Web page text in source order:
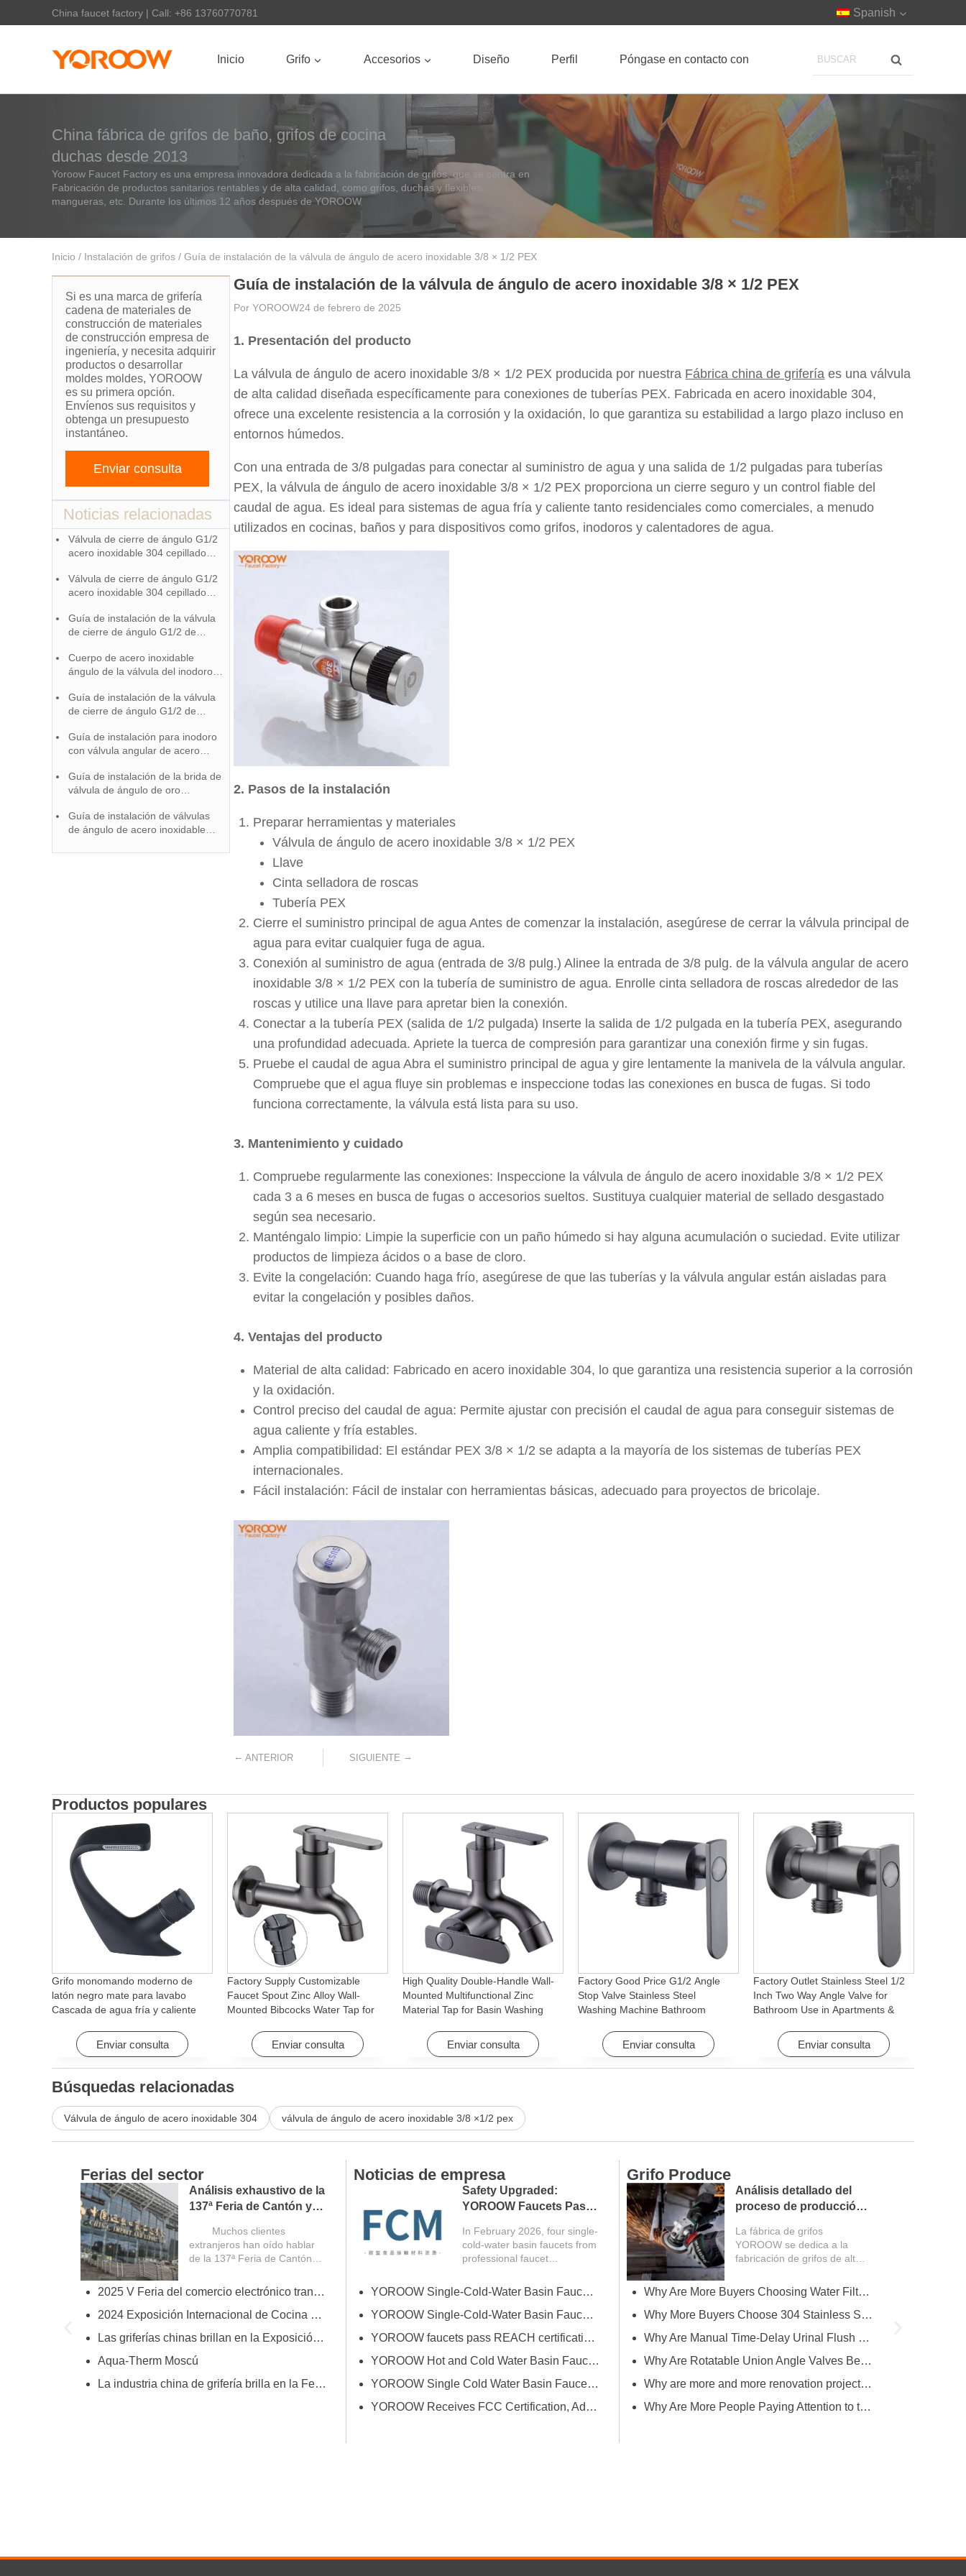
China faucet factory | Call: +86 13760770781 Spanish
Inicio Grifo Accesorios Diseño Perfil Póngase en contacto con
China fábrica de grifos de baño, grifos de cocina
duchas desde 2013
Yoroow Faucet Factory es una empresa innovadora dedicada a la fabricación de grifos, que se centra en
Fabricación de productos sanitarios rentables y de alta calidad, como grifos, duchas y flexibles.
mangueras, etc. Durante los últimos 12 años después de YOROOW
Inicio / Instalación de grifos / Guía de instalación de la válvula de ángulo de acero inoxidable 3/8 × 1/2 PEX
Si es una marca de grifería
cadena de materiales de
construcción de materiales
de construcción empresa de
ingeniería, y necesita adquirir
productos o desarrollar
moldes moldes, YOROOW
es su primera opción.
Envíenos sus requisitos y
obtenga un presupuesto
instantáneo.
Enviar consulta
Noticias relacionadas
Válvula de cierre de ángulo G1/2
acero inoxidable 304 cepillado
Válvula de cierre de ángulo G1/2
acero inoxidable 304 cepillado
Guía de instalación de la válvula
de cierre de ángulo G1/2 de
Cuerpo de acero inoxidable
ángulo de la válvula del inodoro
fábrica china grifo
Guía de instalación de la válvula
de cierre de ángulo G1/2 de
Guía de instalación para inodoro
con válvula angular de acero
Guía de instalación de la brida de
válvula de ángulo de oro
Guía de instalación de válvulas
de ángulo de acero inoxidable
Guía de instalación de la válvula de ángulo de acero inoxidable 3/8 × 1/2 PEX
Por YOROOW24 de febrero de 2025
1. Presentación del producto
La válvula de ángulo de acero inoxidable 3/8 × 1/2 PEX producida por nuestra Fábrica china de grifería es una válvula
de alta calidad diseñada específicamente para conexiones de tuberías PEX. Fabricada en acero inoxidable 304,
ofrece una excelente resistencia a la corrosión y la oxidación, lo que garantiza su estabilidad a largo plazo incluso en
entornos húmedos.
Con una entrada de 3/8 pulgadas para conectar al suministro de agua y una salida de 1/2 pulgadas para tuberías
PEX, la válvula de ángulo de acero inoxidable 3/8 × 1/2 PEX proporciona un cierre seguro y un control fiable del
caudal de agua. Es ideal para sistemas de agua fría y caliente tanto residenciales como comerciales, a menudo
utilizados en cocinas, baños y para dispositivos como grifos, inodoros y calentadores de agua.
2. Pasos de la instalación
Preparar herramientas y materiales
Válvula de ángulo de acero inoxidable 3/8 × 1/2 PEX
Llave
Cinta selladora de roscas
Tubería PEX
Cierre el suministro principal de agua Antes de comenzar la instalación, asegúrese de cerrar la válvula principal de
agua para evitar cualquier fuga de agua.
Conexión al suministro de agua (entrada de 3/8 pulg.) Alinee la entrada de 3/8 pulg. de la válvula angular de acero
inoxidable 3/8 × 1/2 PEX con la tubería de suministro de agua. Enrolle cinta selladora de roscas alrededor de las
roscas y utilice una llave para apretar bien la conexión.
Conectar a la tubería PEX (salida de 1/2 pulgada) Inserte la salida de 1/2 pulgada en la tubería PEX, asegurando
una profundidad adecuada. Apriete la tuerca de compresión para garantizar una conexión firme y sin fugas.
Pruebe el caudal de agua Abra el suministro principal de agua y gire lentamente la manivela de la válvula angular.
Compruebe que el agua fluye sin problemas e inspeccione todas las conexiones en busca de fugas. Si todo
funciona correctamente, la válvula está lista para su uso.
3. Mantenimiento y cuidado
Compruebe regularmente las conexiones: Inspeccione la válvula de ángulo de acero inoxidable 3/8 × 1/2 PEX
cada 3 a 6 meses en busca de fugas o accesorios sueltos. Sustituya cualquier material de sellado desgastado
según sea necesario.
Manténgalo limpio: Limpie la superficie con un paño húmedo si hay alguna acumulación o suciedad. Evite utilizar
productos de limpieza ácidos o a base de cloro.
Evite la congelación: Cuando haga frío, asegúrese de que las tuberías y la válvula angular están aisladas para
evitar la congelación y posibles daños.
4. Ventajas del producto
Material de alta calidad: Fabricado en acero inoxidable 304, lo que garantiza una resistencia superior a la corrosión
y la oxidación.
Control preciso del caudal de agua: Permite ajustar con precisión el caudal de agua para conseguir sistemas de
agua caliente y fría estables.
Amplia compatibilidad: El estándar PEX 3/8 × 1/2 se adapta a la mayoría de los sistemas de tuberías PEX
internacionales.
Fácil instalación: Fácil de instalar con herramientas básicas, adecuado para proyectos de bricolaje.
← ANTERIOR SIGUIENTE →
Productos populares
Grifo monomando moderno de
latón negro mate para lavabo
Cascada de agua fría y caliente
apartamentoEnviar consulta
Factory Supply Customizable
Faucet Spout Zinc Alloy Wall-
Mounted Bibcocks Water Tap for
Enviar consulta
High Quality Double-Handle Wall-
Mounted Multifunctional Zinc
Material Tap for Basin Washing
Enviar consulta
Factory Good Price G1/2 Angle
Stop Valve Stainless Steel
Washing Machine Bathroom
Hotels
Enviar consulta
Factory Outlet Stainless Steel 1/2
Inch Two Way Angle Valve for
Bathroom Use in Apartments &
Enviar consulta
Búsquedas relacionadas
Válvula de ángulo de acero inoxidable 304 válvula de ángulo de acero inoxidable 3/8 ×1/2 pex
Ferias del sector
Análisis exhaustivo de la
137ª Feria de Cantón y
extranjeros
Muchos clientes
extranjeros han oído hablar
de la 137ª Feria de Cantón
2025 V Feria del comercio electrónico transfronterizo de China (primavera)
2024 Exposición Internacional de Cocina y Baño de Dubai
Las griferías chinas brillan en la Exposición Internacional de Suministros Industriales para Cocina y Baño de Orlando
Aqua-Therm Moscú
La industria china de grifería brilla en la Feria de Cantón con su innovación y calidad
Noticias de empresa
Safety Upgraded:
YOROOW Faucets Pass
In February 2026, four single-
cold-water basin faucets from
professional faucet
successfully passed FCM
(Food Contact Materials)...
YOROOW Single-Cold-Water Basin Faucets Pass RSL Restricted Substances List Screening
YOROOW Single-Cold-Water Basin Faucets Pass COA Testing, Further Enhancing International Compliance System
YOROOW faucets pass REACH certification, ensuring environmental friendliness and safety.
YOROOW Hot and Cold Water Basin Faucets Pass FDA Food Contact Material Compliance Test
YOROOW Single Cold Water Basin Faucets Successfully Pass GPSR Certification
YOROOW Receives FCC Certification, Adding Authoritative Guarantee to its Deepening Reach in the South American Market
Grifo Produce
Análisis detallado del
proceso de producción
La fábrica de grifos
YOROOW se dedica a la
fabricación de grifos de alta
producción abarca múltiples
clave...
Why Are More Buyers Choosing Water Filter Faucets for Modern Kitchens?
Why More Buyers Choose 304 Stainless Steel Kitchen Faucets from China Manufacturers
Why Are Manual Time-Delay Urinal Flush Valves Still Preferred in Public Restrooms?
Why Are Rotatable Union Angle Valves Better for Hotels and Apartment Projects?
Why are more and more renovation projects upgrading to longer 304 stainless steel outdoor faucets?
Why Are More People Paying Attention to the Material and Hygiene of Beverage Barrel Faucets?